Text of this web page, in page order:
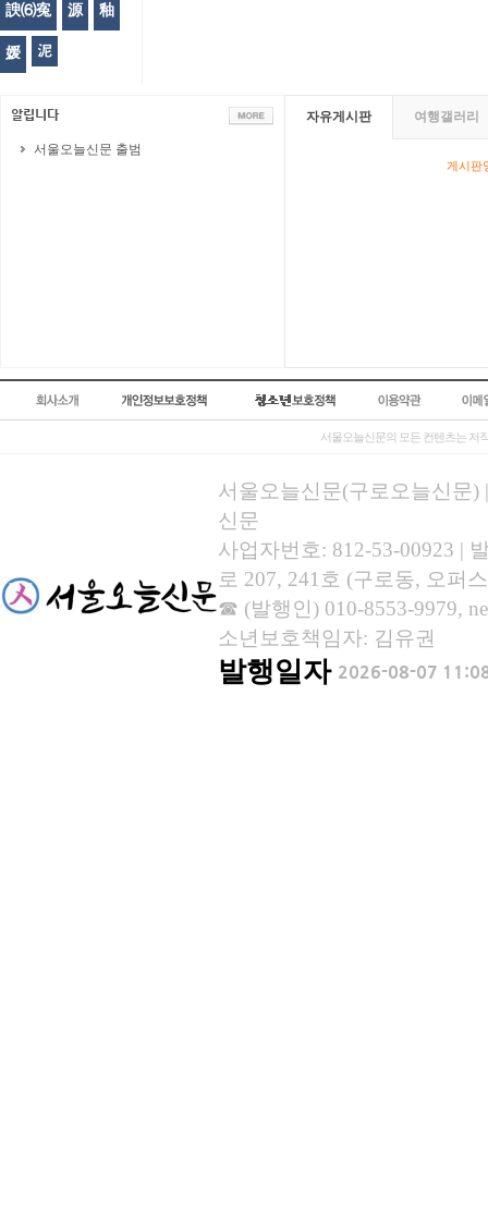
諛⑹寃 源 釉
媛 泥
서울오늘신문 출범
자유게시판 여행갤러리
게시판
서울오늘신문의 모든 컨텐츠는 저
서울오늘신문(구로오늘신문)
신문
사업자번호: 812-53-00923 |
로 207, 241호 (구로동, 오퍼
☎ (발행인) 010-8553-9979,
소년보호책임자: 김유권
발행일자